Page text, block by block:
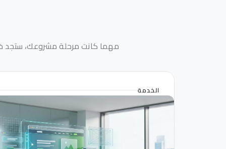
مهما كانت مرحلة مشروعك، ستجد
الخدمة